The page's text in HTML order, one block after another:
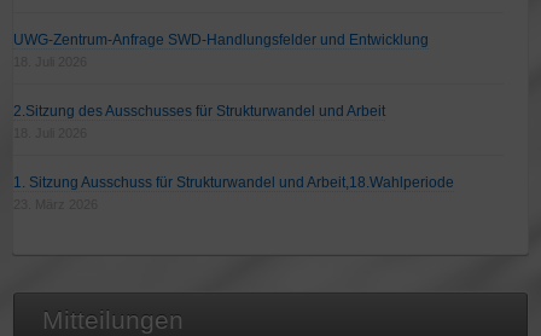
UWG-Zentrum-Anfrage SWD-Handlungsfelder und Entwicklung
2.Sitzung des Ausschusses für Strukturwandel und Arbeit
1. Sitzung Ausschuss für Strukturwandel und Arbeit,18.Wahlperiode
Mitteilungen